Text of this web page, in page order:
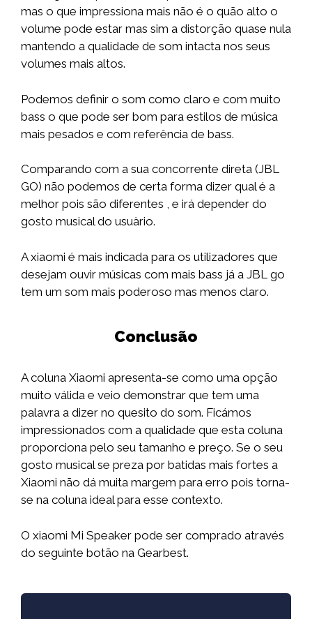
mas o que impressiona mais não é o quão alto o
volume pode estar mas sim a distorção quase nula
mantendo a qualidade de som intacta nos seus
volumes mais altos.
Podemos definir o som como claro e com muito
bass o que pode ser bom para estilos de música
mais pesados e com referência de bass.
Comparando com a sua concorrente direta (JBL
GO) não podemos de certa forma dizer qual é a
melhor pois são diferentes , e irá depender do
gosto musical do usuàrio.
A xiaomi é mais indicada para os utilizadores que
desejam ouvir músicas com mais bass já a JBL go
tem um som mais poderoso mas menos claro.
Conclusão
A coluna Xiaomi apresenta-se como uma opção
muito válida e veio demonstrar que tem uma
palavra a dizer no quesito do som. Ficámos
impressionados com a qualidade que esta coluna
proporciona pelo seu tamanho e preço. Se o seu
gosto musical se preza por batidas mais fortes a
Xiaomi não dá muita margem para erro pois torna-
se na coluna ideal para esse contexto.
O xiaomi Mi Speaker pode ser comprado através
do seguinte botão na Gearbest.